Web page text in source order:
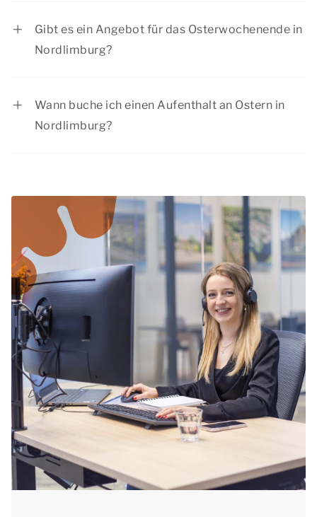
Gibt es ein Angebot für das Osterwochenende in
Nordlimburg?
Wann buche ich einen Aufenthalt an Ostern in
Nordlimburg?
können. Schließlich haben die meisten Menschen
an Ostern für ein langes Wochenende frei. Das
Osterwochenende ist eine beliebte Zeit, um ein
Wochenende in Nordlimburg zu buchen.